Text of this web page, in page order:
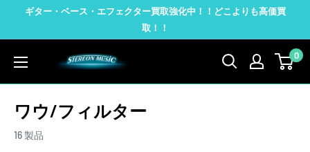
ツ
ギター・ベース・エフェクター買取強化中！！どこよりも高価買
取！！
STEREON
MUSIC
0
ワウ/フィルター
16 製品